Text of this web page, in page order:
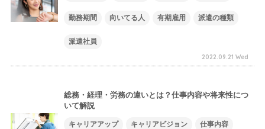
勤務期間 向いてる人 有期雇用 派遣の種類
派遣社員
2022.09.21 Wed
総務・経理・労務の違いとは？仕事内容や将来性につ
いて解説
キャリアアップ キャリアビジョン 仕事内容